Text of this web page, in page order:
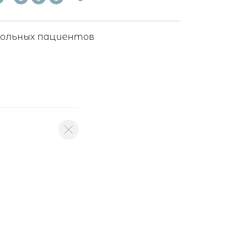
пациентов